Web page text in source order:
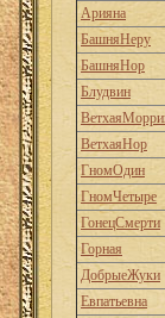
Арияна
БашняНеру
БашняНор
Блудвин
ВетхаяНор
ГномОдин
ГномЧетыре
ГонецСмерти
Горная
ДобрыеЖуки
Евпатьевна